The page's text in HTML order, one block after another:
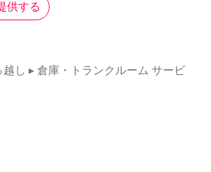
供する
越し ▸ 倉庫・トランクルーム サービ